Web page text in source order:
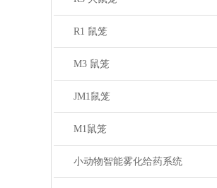
R1 鼠笼
M3 鼠笼
JM1鼠笼
M1鼠笼
小动物智能雾化给药系统